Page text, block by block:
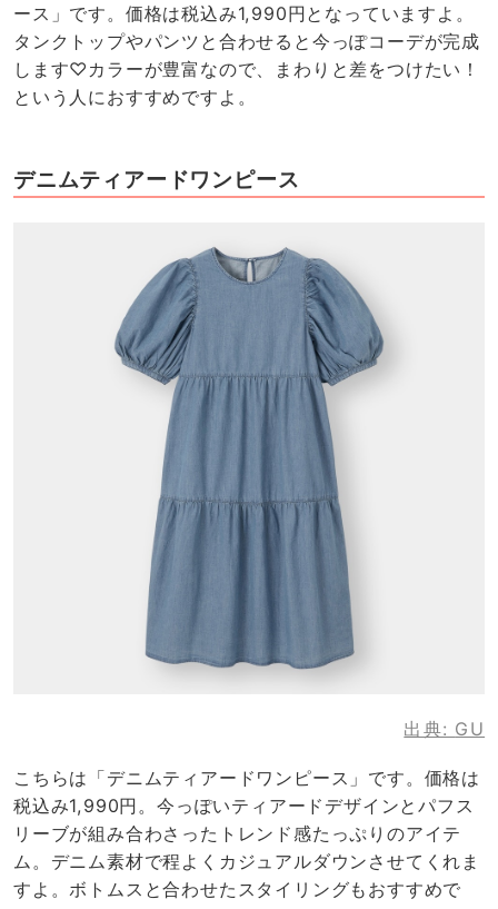
ース」です。価格は税込み1,990円となっていますよ。
タンクトップやパンツと合わせると今っぽコーデが完成
します♡カラーが豊富なので、まわりと差をつけたい！
という人におすすめですよ。
デニムティアードワンピース
出典: GU
こちらは「デニムティアードワンピース」です。価格は
税込み1,990円。今っぽいティアードデザインとパフス
リーブが組み合わさったトレンド感たっぷりのアイテ
ム。デニム素材で程よくカジュアルダウンさせてくれま
すよ。ボトムスと合わせたスタイリングもおすすめで